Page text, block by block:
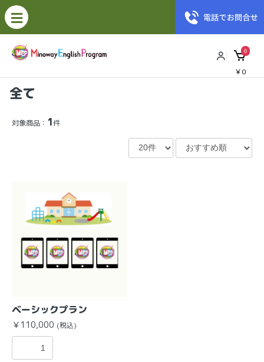
0
￥0
全て
対象商品： 1件
ベーシックプラン
￥110,000 (税込)